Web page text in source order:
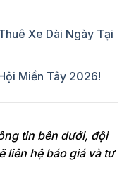
Xe Dài Ngày Tại
Miền Tây 2026!
tin bên dưới, đội
liên hệ báo giá và tư